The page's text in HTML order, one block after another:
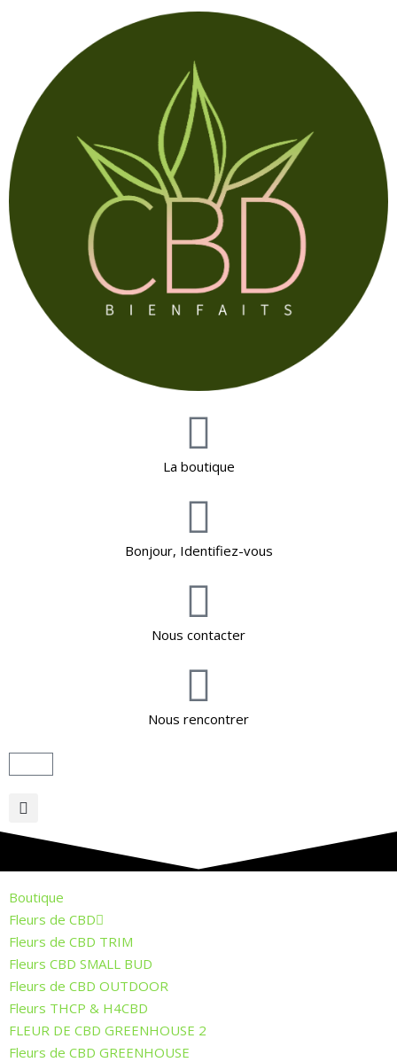
La boutique
Bonjour, Identifiez-vous
Nous contacter
Nous rencontrer
Boutique
Fleurs de CBD
Fleurs de CBD TRIM
Fleurs CBD SMALL BUD
Fleurs de CBD OUTDOOR
Fleurs THCP & H4CBD
FLEUR DE CBD GREENHOUSE 2
Fleurs de CBD GREENHOUSE